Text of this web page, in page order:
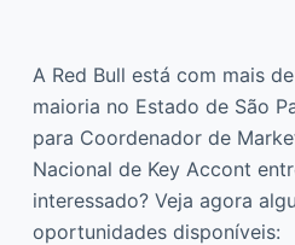
A Red Bull está com mais
maioria no Estado de São
para Coordenador de
Nacional de Key Accont
interessado? Veja agora
oportunidades disponíveis: